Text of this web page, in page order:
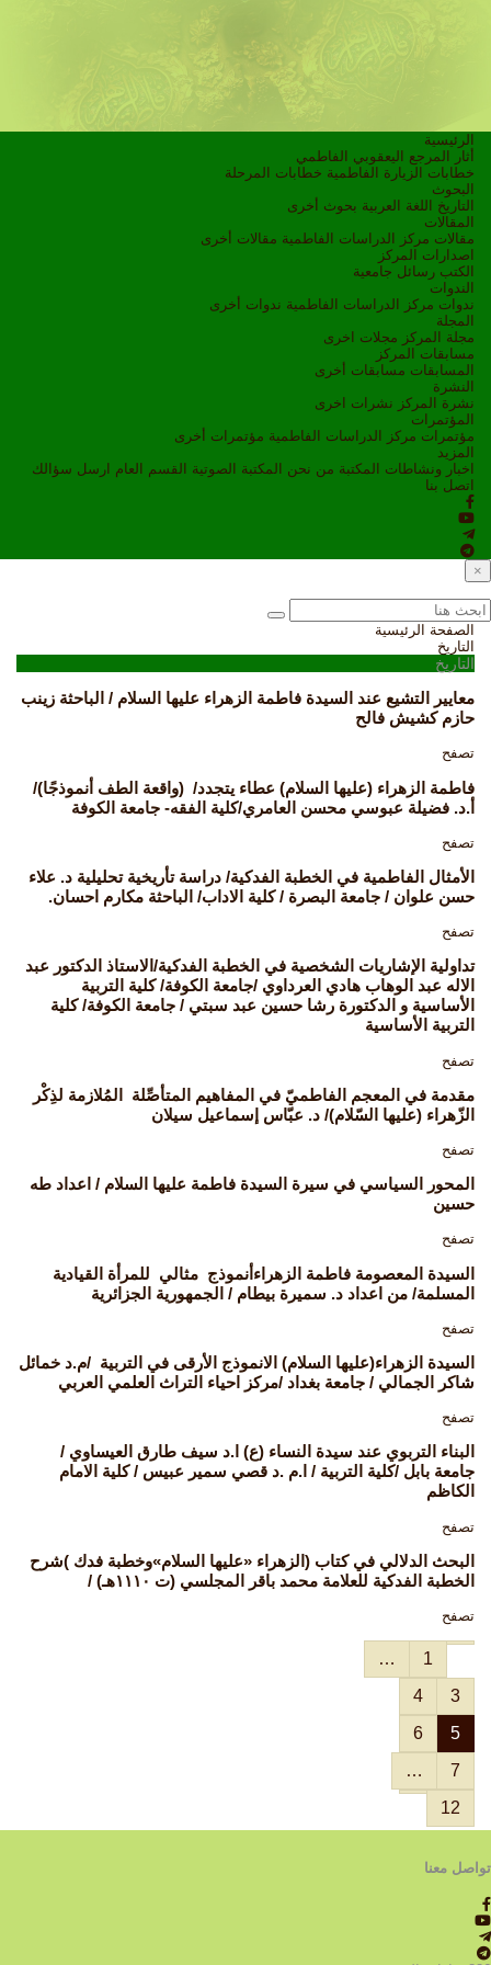
الرئيسية
أثار المرجع اليعقوبي الفاطمي
خطابات الزيارة الفاطمية خطابات المرحلة
البحوث
التاريخ
اللغة العربية بحوث أخرى
المقالات
مقالات مركز الدراسات الفاطمية مقالات أخرى
اصدارات المركز
الكتب رسائل جامعية
الندوات
ندوات مركز الدراسات الفاطمية ندوات أخرى
المجلة
مجلة المركز مجلات اخرى
مسابقات المركز
المسابقات مسابقات أخرى
النشرة
نشرة المركز نشرات اخرى
المؤتمرات
مؤتمرات مركز الدراسات الفاطمية مؤتمرات أخرى
المزيد
اخبار ونشاطات
المكتبة من نحن المكتبة الصوتية القسم العام ارسل سؤالك
اتصل بنا
×
الصفحة الرئيسية
التاريخ
التاريخ
معايير التشيع عند السيدة فاطمة الزهراء عليها السلام / الباحثة زينب
حازم كشيش فالح
تصفح
فاطمة الزهراء (عليها السلام) عطاء يتجدد/ (واقعة الطف أنموذجًا)/
أ.د. فضيلة عبوسي محسن العامري/كلية الفقه- جامعة الكوفة
تصفح
الأمثال الفاطمية في الخطبة الفدكية/ دراسة تأريخية تحليلية د. علاء
حسن علوان / جامعة البصرة / كلية الاداب/ الباحثة مكارم احسان.
تصفح
تداولية الإشاريات الشخصية في الخطبة الفدكية/الاستاذ الدكتور عبد
الاله عبد الوهاب هادي العرداوي /جامعة الكوفة/ كلية التربية
الأساسية و الدكتورة رشا حسين عبد سبتي / جامعة الكوفة/ كلية
التربية الأساسية
تصفح
مقدمة في المعجم الفاطميّ في المفاهيم المتأصِّلة المُلازمة لذِكْر
الزّهراء (عليها السّلام)/ د. عبّاس إسماعيل سيلان
تصفح
المحور السياسي في سيرة السيدة فاطمة عليها السلام / اعداد طه
حسين
تصفح
السيدة المعصومة فاطمة الزهراءأنموذج مثالي للمرأة القيادية
المسلمة/ من اعداد د. سميرة بيطام / الجمهورية الجزائرية
تصفح
السيدة الزهراء(عليها السلام) الانموذج الأرقى في التربية /م.د خمائل
شاكر الجمالي / جامعة بغداد /مركز احياء التراث العلمي العربي
تصفح
البناء التربوي عند سيدة النساء (ع) ا.د سيف طارق العيساوي /
جامعة بابل /كلية التربية / ا.م .د قصي سمير عبيس / كلية الامام
الكاظم
تصفح
البحث الدلالي في كتاب (الزهراء «عليها السلام»وخطبة فدك )شرح
الخطبة الفدكية للعلامة محمد باقر المجلسي (ت ١١١٠هـ) /
تصفح
1
…
3
4
5
6
7
…
12
تواصل معنا